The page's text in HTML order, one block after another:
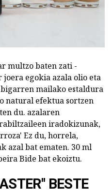
multzo baten zati -
joera egokia azala olio eta
mailako estaldura
natural efektua sortzen
du. azalaren
iradokizunak,
Ez du, horrela,
azal bat ematen. 30 ml
Bide bat ekoiztu.
BESTE